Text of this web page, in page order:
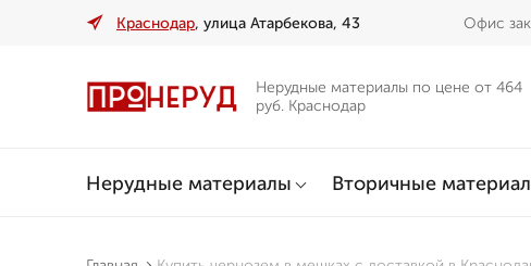
Краснодар, улица Атарбекова, 43 Офис
Нерудные материалы по цене от 464
руб. Краснодар
Нерудные материалы Вторичные